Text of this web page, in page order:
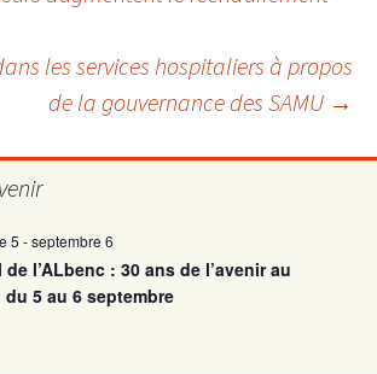
les services hospitaliers à propos
de la gouvernance des SAMU →
5 -septembre 6
l’ALbenc : 30 ans de l’avenir au
5 au 6 septembre